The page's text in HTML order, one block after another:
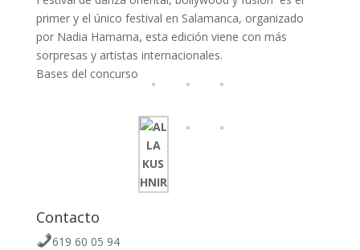
primer y el único festival en Salamanca, organizado
por Nadia Hamama, esta edición viene con más
sorpresas y artistas internacionales.
Bases del concurso
Contacto
619 60 05 94